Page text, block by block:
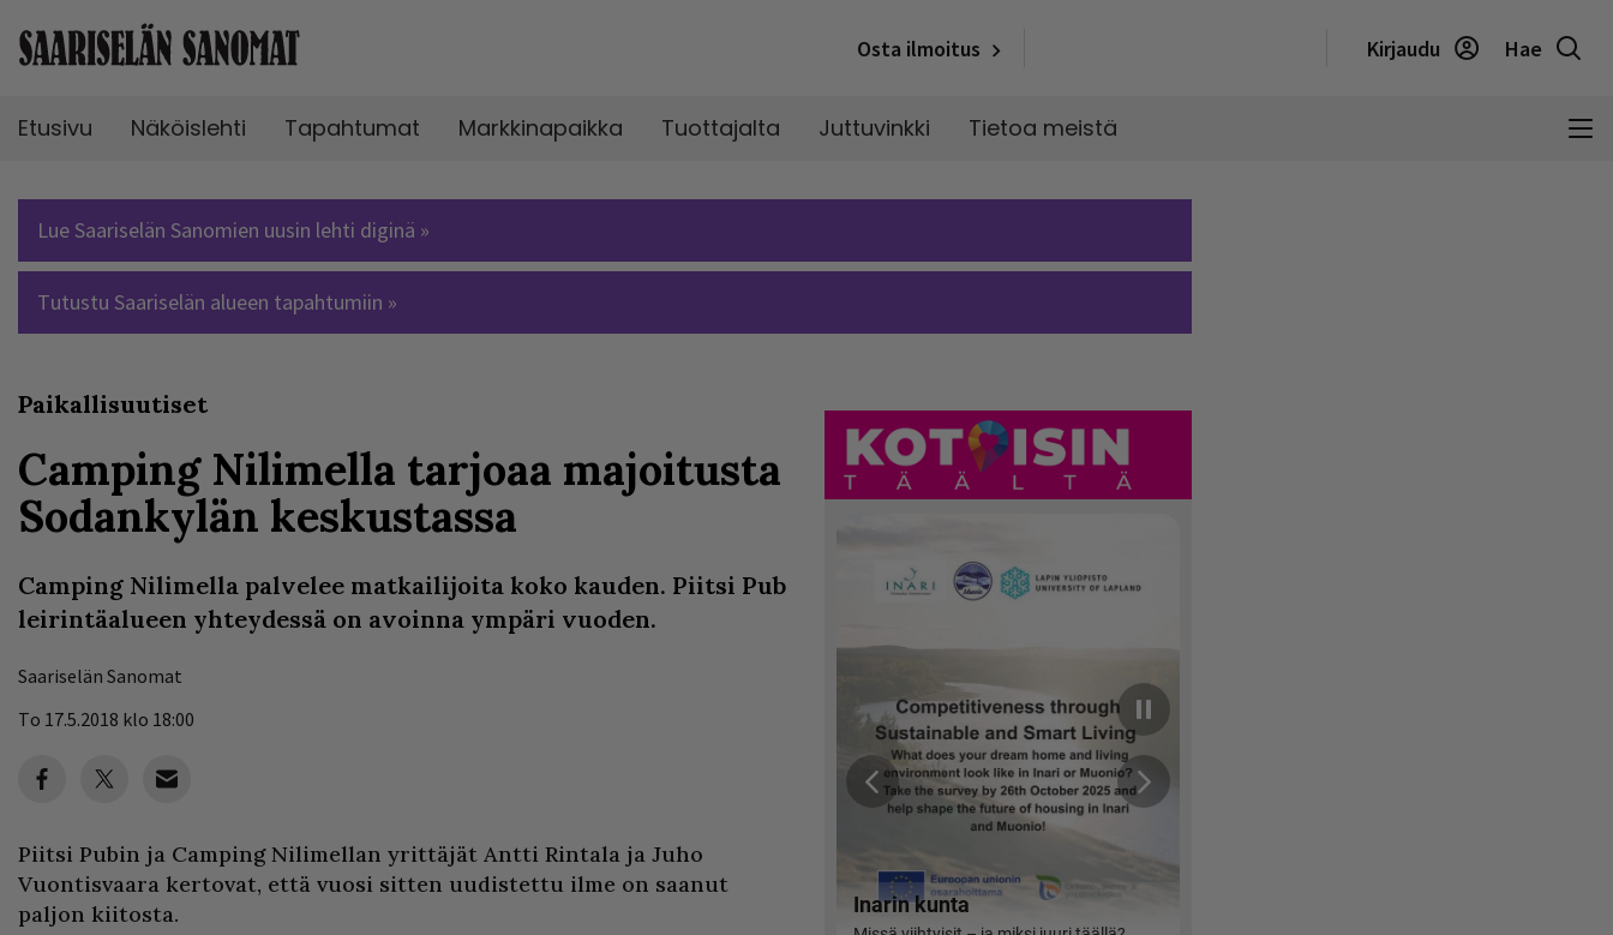
Osta ilmoitus Kirjaudu Hae
Etusivu Näköislehti Tapahtumat Markkinapaikka Tuottajalta Juttuvinkki Tietoa meistä
Lue Saariselän Sanomien uusin lehti diginä »
Tutustu Saariselän alueen tapahtumiin »
Paikallisuutiset
Camping Nilimella tarjoaa majoitusta
Sodankylän keskustassa
Camping Nilimella palvelee matkailijoita koko kauden. Piitsi Pub
leirintäalueen yhteydessä on avoinna ympäri vuoden.
Saariselän Sanomat
To 17.5.2018 klo 18:00
Piitsi Pubin ja Camping Nilimellan yrittäjät Antti Rintala ja Juho
Vuontisvaara kertovat, että vuosi sitten uudistettu ilme on saanut
paljon kiitosta.